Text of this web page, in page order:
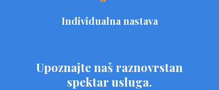
Individualna nastava
Upoznajte naš raznovrstan
spektar usluga.